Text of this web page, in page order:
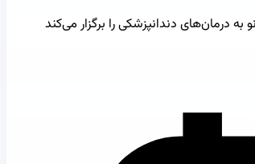
درمان‌های دندانپزشکی را برگزار می‌کند